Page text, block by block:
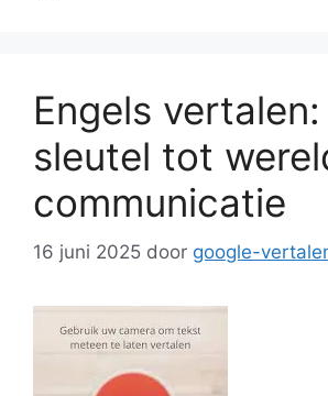
Engels
sleutel tot
communicatie
16 juni 2025 door google-